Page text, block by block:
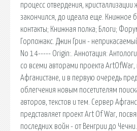
процесс отвердения, кристаллизации
закончился, до идеала еще. Книжное
контакты; Книжная полка; Блоги;
Горпожакс. Джин Грин -
No 14----- Origin:. Аннотация:
со всеми авторами проекта
Афганистане, и в первую очередь
облегчения новым посетителям
авторов, текстов и тем. Сервер
представляет проект Art Of War,
последних войн - от Венгрии до